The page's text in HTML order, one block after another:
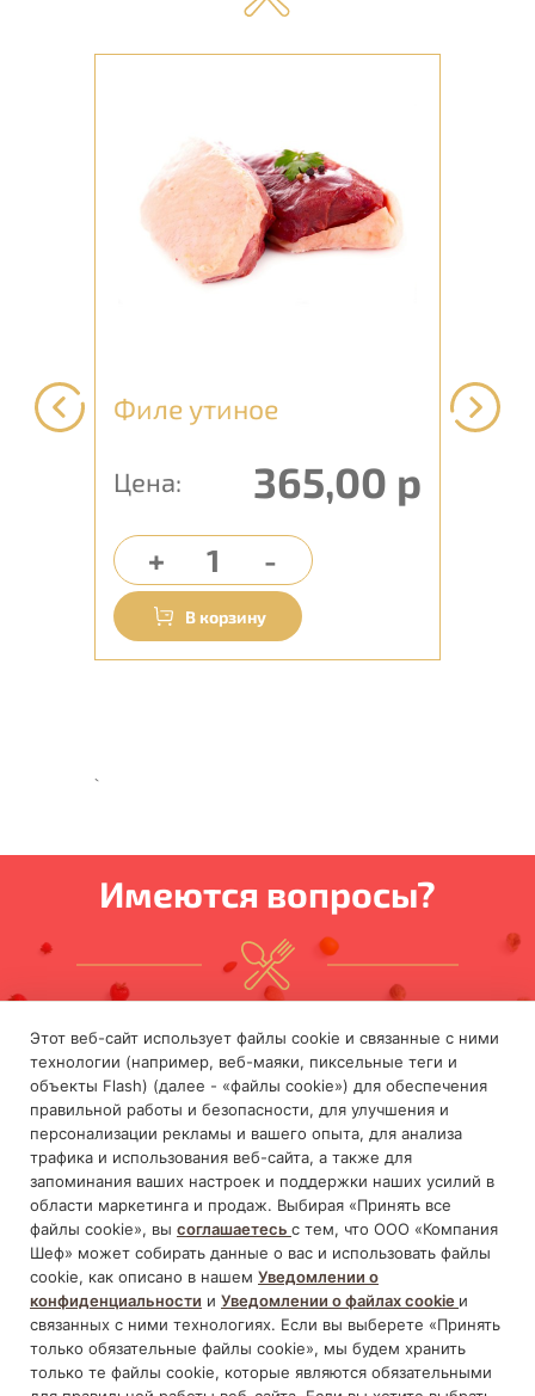
Филе утиное
Цена: 365,00 р
Имеются вопросы?
Оставьте ваш номер и мы
вам перезвоним:
Отправить
ДаюСогласиена обработку своих персональных
данных и соглашаюсь с Политикой
конфиденциальности
Этот веб-сайт использует файлы cookie и связанные с ними
технологии (например, веб-маяки, пиксельные теги и
объекты Flash) (далее - «файлы cookie») для обеспечения
правильной работы и безопасности, для улучшения и
персонализации рекламы и вашего опыта, для анализа
трафика и использования веб-сайта, а также для
запоминания ваших настроек и поддержки наших усилий в
области маркетинга и продаж. Выбирая «Принять все
файлы cookie», вы соглашаетесь с тем, что ООО «Компания
Шеф» может собирать данные о вас и использовать файлы
cookie, как описано в нашем Уведомлении о
конфиденциальности и Уведомлении о файлах cookie и
связанных с ними технологиях. Если вы выберете «Принять
только обязательные файлы cookie», мы будем хранить
только те файлы cookie, которые являются обязательными